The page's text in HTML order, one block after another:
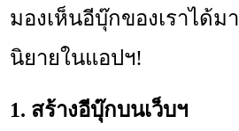
มองเห็นอีบุ๊กของเราได้
นิยายในแอปฯ!
1. สร้างอีบุ๊กบนเว็บฯ